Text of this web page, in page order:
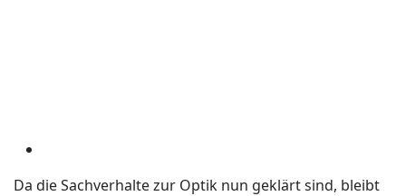
Da die Sachverhalte zur Optik nun geklärt sind, bleibt